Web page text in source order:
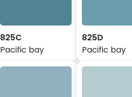
825C
Pacific bay
825D
Pacific bay